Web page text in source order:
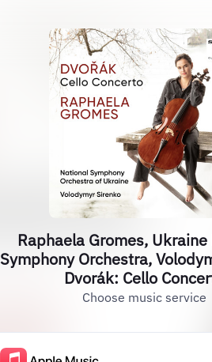
Raphaela Gromes,
Symphony Orchestra,
Dvorák: Cello
Choose music service